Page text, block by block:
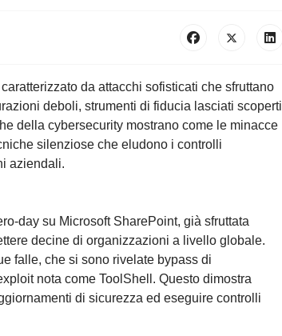
da attacchi sofisticati che sfruttano
deboli, strumenti di fiducia lasciati scoperti
della cybersecurity mostrano come le minacce
silenziose che eludono i controlli
aziendali.
day su Microsoft SharePoint, già sfruttata
decine di organizzazioni a livello globale.
falle, che si sono rivelate bypass di
nota come ToolShell. Questo dimostra
di sicurezza ed eseguire controlli